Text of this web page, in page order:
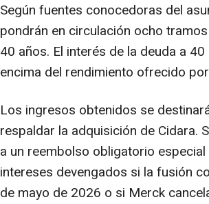
Según fuentes conocedoras del
pondrán en circulación ocho
40 años. El interés de la deuda a
encima del rendimiento ofrecido
Los ingresos obtenidos se
respaldar la adquisición de Cidara.
a un reembolso obligatorio
intereses devengados si la fusión
de mayo de 2026 o si Merck